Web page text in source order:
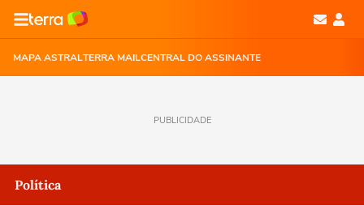
MAPA ASTRALTERRA MAILCENTRAL DO ASSINANTE
PUBLICIDADE
Política